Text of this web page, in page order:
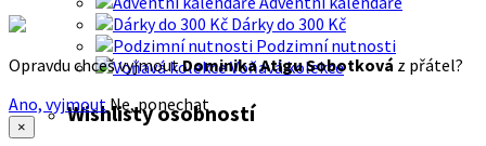
Dárky do 300 Kč
Podzimní nutnosti
Voňavá kolekce
Wishlisty osobností
Opravdu chceš vyjmoutDominika Atigu Sobotková z přátel?
Ano, vyjmout Ne, ponechat
×